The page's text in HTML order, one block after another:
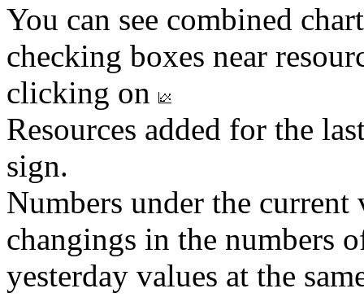
You can see combined
checking boxes near
clicking on
Resources added for the
sign.
Numbers under the
changings in the numbers
yesterday values at the